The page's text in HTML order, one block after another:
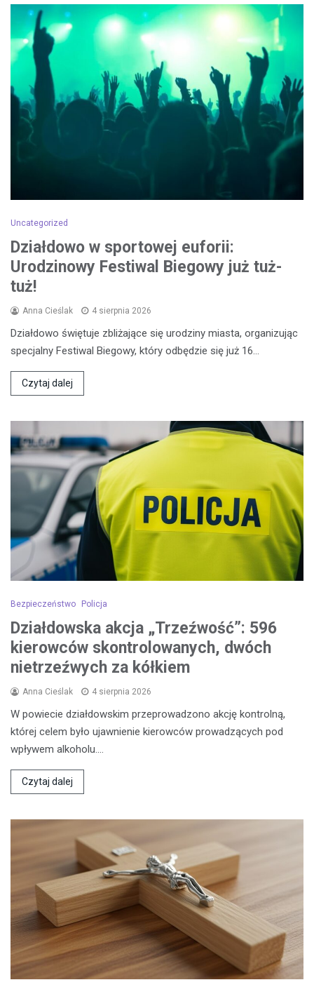
Uncategorized
Działdowo w sportowej euforii:
Urodzinowy Festiwal Biegowy już tuż-
tuż!
Anna Cieślak 4 sierpnia 2026
Działdowo świętuje zbliżające się urodziny miasta, organizując
specjalny Festiwal Biegowy, który odbędzie się już 16…
Czytaj dalej
Bezpieczeństwo Policja
Działdowska akcja „Trzeźwość”: 596
kierowców skontrolowanych, dwóch
nietrzeźwych za kółkiem
Anna Cieślak 4 sierpnia 2026
W powiecie działdowskim przeprowadzono akcję kontrolną,
której celem było ujawnienie kierowców prowadzących pod
wpływem alkoholu.…
Czytaj dalej